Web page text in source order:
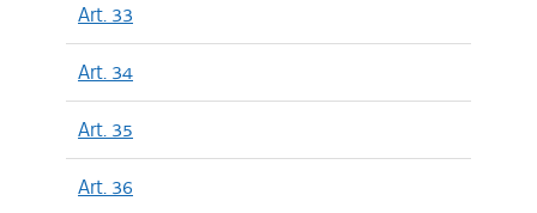
Art. 33
Art. 34
Art. 35
Art. 36